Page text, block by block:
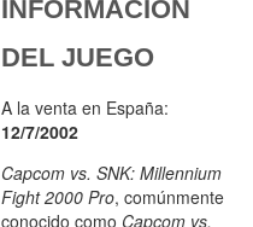
INFORMACIÓN
DEL JUEGO
A la venta en España:
12/7/2002
Capcom vs. SNK: Millennium
Fight 2000 Pro, comúnmente
conocido como Capcom vs.